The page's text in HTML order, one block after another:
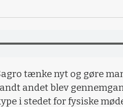
tænke nyt og gøre
andet blev
i stedet for fysiske